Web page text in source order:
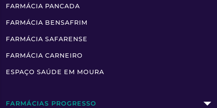
FARMÁCIA PANCADA
FARMÁCIA BENSAFRIM
FARMÁCIA SAFARENSE
FARMÁCIA CARNEIRO
ESPAÇO SAÚDE EM MOURA
FARMÁCIAS PROGRESSO